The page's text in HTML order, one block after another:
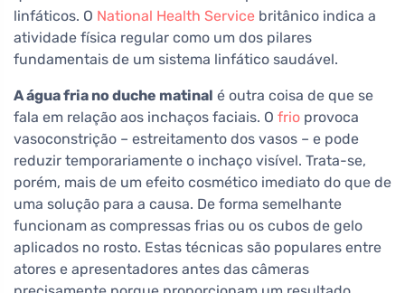
linfáticos. O National Health Service britânico indica a
atividade física regular como um dos pilares
fundamentais de um sistema linfático saudável.
A água fria no duche matinal é outra coisa de que se
fala em relação aos inchaços faciais. O frio provoca
vasoconstrição – estreitamento dos vasos – e pode
reduzir temporariamente o inchaço visível. Trata-se,
porém, mais de um efeito cosmético imediato do que de
uma solução para a causa. De forma semelhante
funcionam as compressas frias ou os cubos de gelo
aplicados no rosto. Estas técnicas são populares entre
atores e apresentadores antes das câmeras